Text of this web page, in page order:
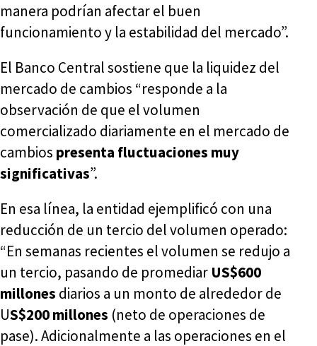
manera podrían afectar el buen
funcionamiento y la estabilidad del mercado”.
El Banco Central sostiene que la liquidez del
mercado de cambios “responde a la
observación de que el volumen
comercializado diariamente en el mercado de
cambios presenta fluctuaciones muy
significativas”.
En esa línea, la entidad ejemplificó con una
reducción de un tercio del volumen operado:
“En semanas recientes el volumen se redujo a
un tercio, pasando de promediar US$600
millones diarios a un monto de alrededor de
US$200 millones (neto de operaciones de
pase). Adicionalmente a las operaciones en el